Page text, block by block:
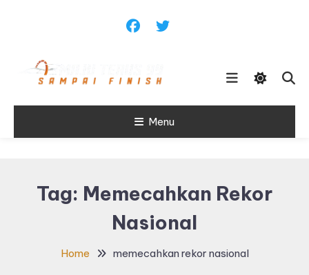
Maju Terus99
Menu
Tag: Memecahkan Rekor
Nasional
Home memecahkan rekor nasional